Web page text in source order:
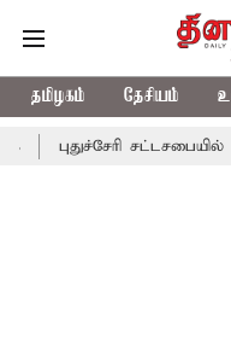
தமிழகம் தேசியம்
சட்டசபையில் வரும்